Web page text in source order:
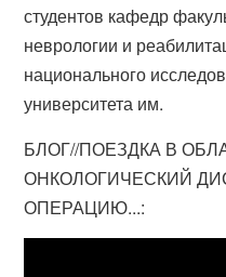
студентов кафедр
неврологии и
национального
университета им.
БЛОГ//ПОЕЗДКА В
ОНКОЛОГИЧЕСКИЙ
ОПЕРАЦИЮ...: